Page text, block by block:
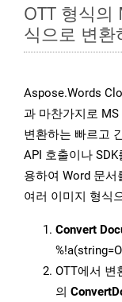
OTT 형식의
식으로 변환
Aspose.Words
과 마찬가지로
변환하는 빠르고
API 호출이나
용하여 Word 문서
여러 이미지 형식
Convert
OTT에서 변
의